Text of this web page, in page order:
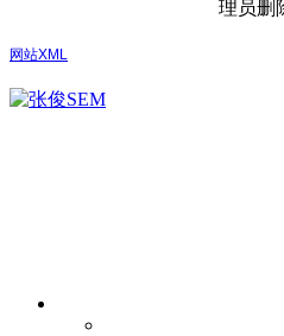
理员删
网站XML